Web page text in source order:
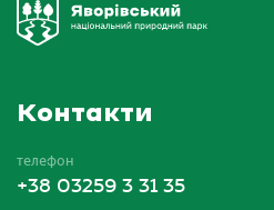
Контакти
телефон
+38 03259 3 31 35